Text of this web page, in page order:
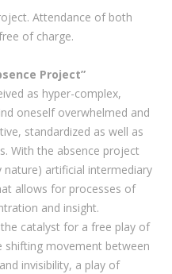
Attendance of both
of charge.
Project”
as hyper-complex,
oneself overwhelmed and
standardized as well as
With the absence project
artificial intermediary
allows for processes of
and insight.
catalyst for a free play of
shifting movement between
invisibility, a play of